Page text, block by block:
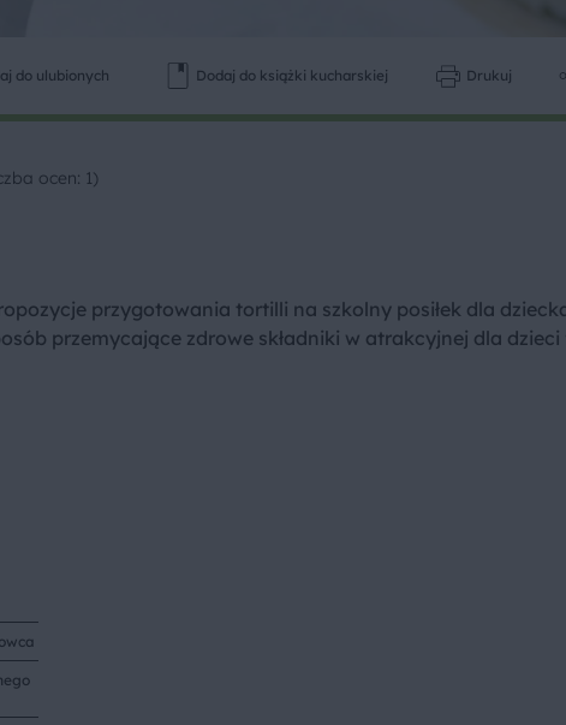
do ulubionych Dodaj do książki kucharskiej Drukuj
ocen: 1)
przygotowania tortilli na szkolny posiłek dla
przemycające zdrowe składniki w atrakcyjnej dla